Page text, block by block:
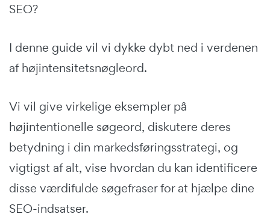
SEO?
I denne guide vil vi dykke dybt ned i verdenen
af højintensitetsnøgleord.
Vi vil give virkelige eksempler på
højintentionelle søgeord, diskutere deres
betydning i din markedsføringsstrategi, og
vigtigst af alt, vise hvordan du kan identificere
disse værdifulde søgefraser for at hjælpe dine
SEO-indsatser.